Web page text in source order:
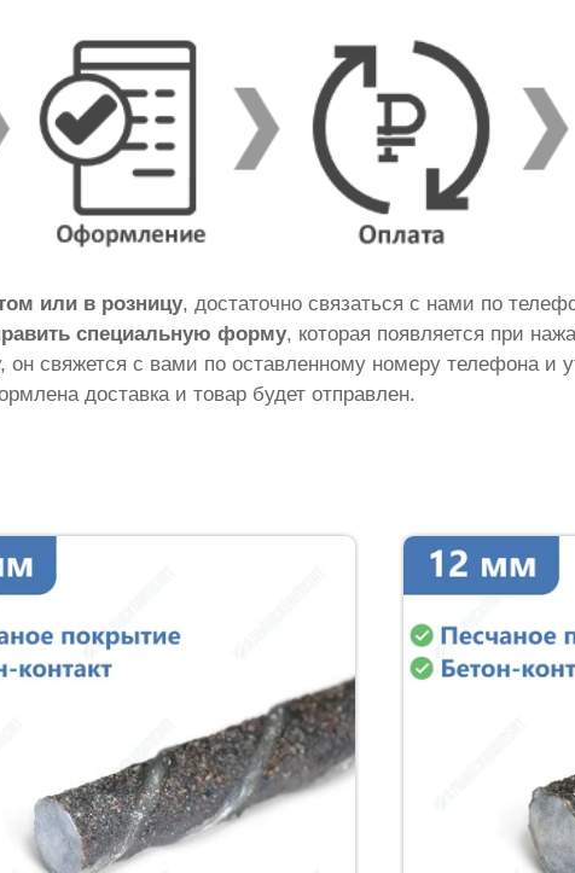
или в розницу, достаточно связаться с нами по
специальную форму, которая появляется при
он свяжется с вами по оставленному номеру телефона и
доставка и товар будет отправлен.